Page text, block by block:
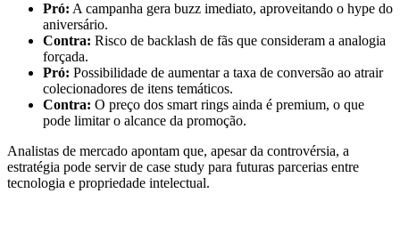
Pró: A campanha gera buzz imediato, aproveitando o hype do
aniversário.
Contra: Risco de backlash de fãs que consideram a analogia
forçada.
Pró: Possibilidade de aumentar a taxa de conversão ao atrair
colecionadores de itens temáticos.
Contra: O preço dos smart rings ainda é premium, o que
pode limitar o alcance da promoção.
Analistas de mercado apontam que, apesar da controvérsia, a
estratégia pode servir de case study para futuras parcerias entre
tecnologia e propriedade intelectual.